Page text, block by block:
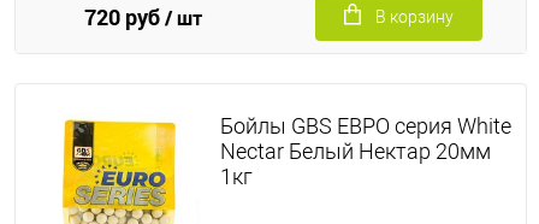
720 руб/ шт В корзину
Бойлы GBS ЕВРО серия White
Nectar Белый Нектар 20мм
1кг